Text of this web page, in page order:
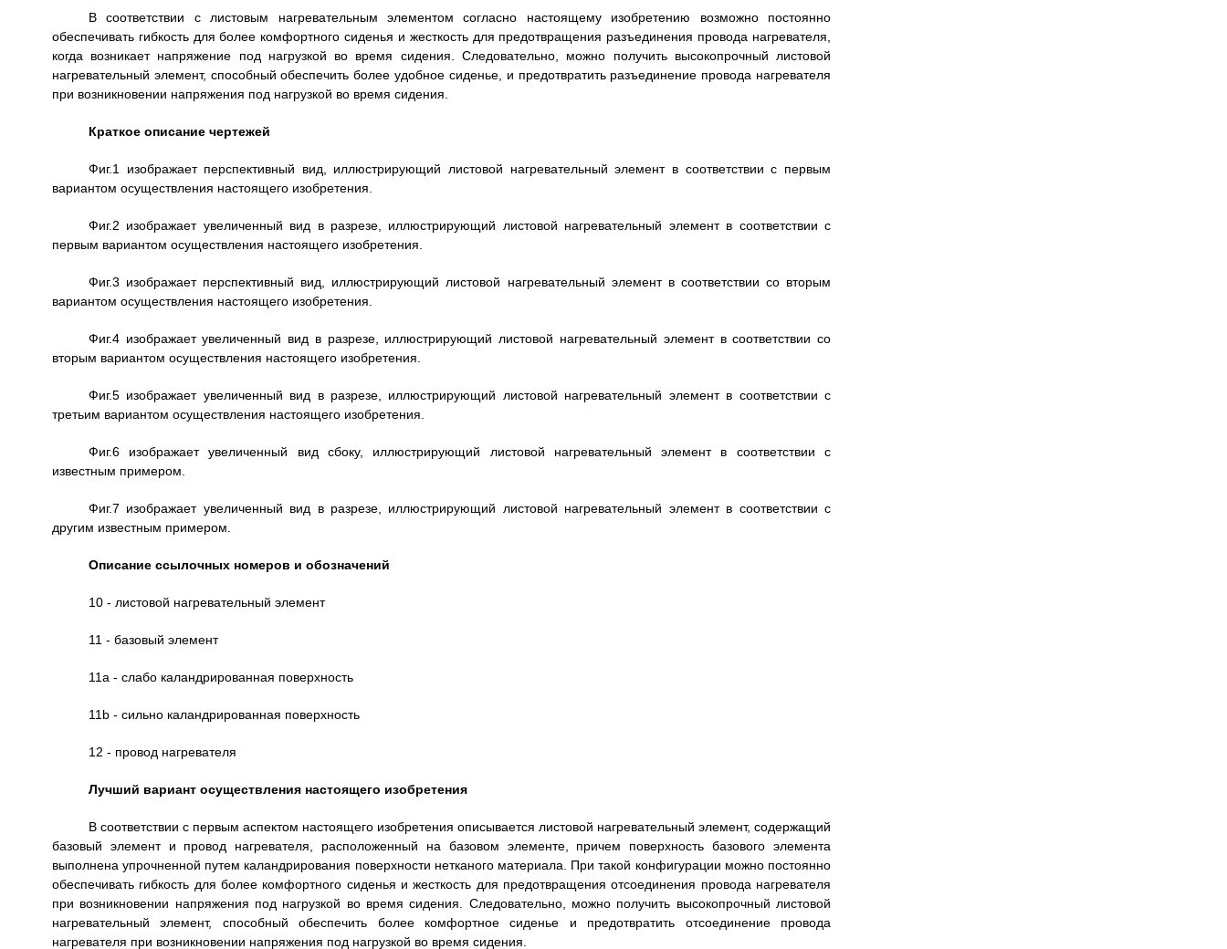
В соответствии с листовым нагревательным элементом согласно настоящему изобретению возможно постоянно
обеспечивать гибкость для более комфортного сиденья и жесткость для предотвращения разъединения провода нагревателя,
когда возникает напряжение под нагрузкой во время сидения. Следовательно, можно получить высокопрочный листовой
нагревательный элемент, способный обеспечить более удобное сиденье, и предотвратить разъединение провода нагревателя
при возникновении напряжения под нагрузкой во время сидения.
Краткое описание чертежей
Фиг.1 изображает перспективный вид, иллюстрирующий листовой нагревательный элемент в соответствии с первым
вариантом осуществления настоящего изобретения.
Фиг.2 изображает увеличенный вид в разрезе, иллюстрирующий листовой нагревательный элемент в соответствии с
первым вариантом осуществления настоящего изобретения.
Фиг.3 изображает перспективный вид, иллюстрирующий листовой нагревательный элемент в соответствии со вторым
вариантом осуществления настоящего изобретения.
Фиг.4 изображает увеличенный вид в разрезе, иллюстрирующий листовой нагревательный элемент в соответствии со
вторым вариантом осуществления настоящего изобретения.
Фиг.5 изображает увеличенный вид в разрезе, иллюстрирующий листовой нагревательный элемент в соответствии с
третьим вариантом осуществления настоящего изобретения.
Фиг.6 изображает увеличенный вид сбоку, иллюстрирующий листовой нагревательный элемент в соответствии с
известным примером.
Фиг.7 изображает увеличенный вид в разрезе, иллюстрирующий листовой нагревательный элемент в соответствии с
другим известным примером.
Описание ссылочных номеров и обозначений
10 - листовой нагревательный элемент
11 - базовый элемент
11a - слабо каландрированная поверхность
11b - сильно каландрированная поверхность
12 - провод нагревателя
Лучший вариант осуществления настоящего изобретения
В соответствии с первым аспектом настоящего изобретения описывается листовой нагревательный элемент, содержащий
базовый элемент и провод нагревателя, расположенный на базовом элементе, причем поверхность базового элемента
выполнена упрочненной путем каландрирования поверхности нетканого материала. При такой конфигурации можно постоянно
обеспечивать гибкость для более комфортного сиденья и жесткость для предотвращения отсоединения провода нагревателя
при возникновении напряжения под нагрузкой во время сидения. Следовательно, можно получить высокопрочный листовой
нагревательный элемент, способный обеспечить более комфортное сиденье и предотвратить отсоединение провода
нагревателя при возникновении напряжения под нагрузкой во время сидения.